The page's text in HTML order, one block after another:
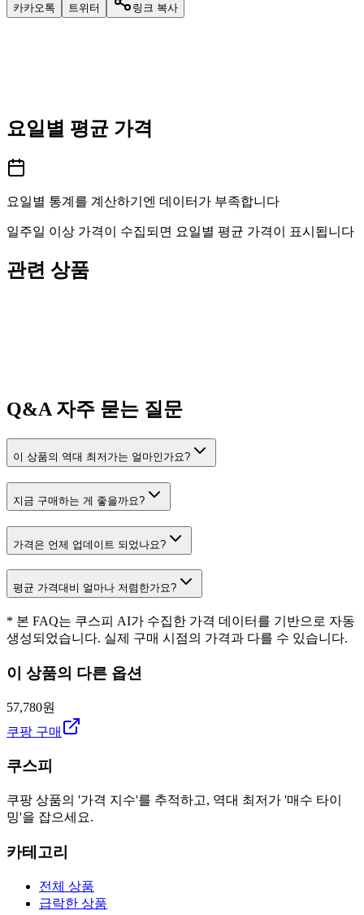
카카오톡 트위터 링크 복사
요일별 평균 가격
요일별 통계를 계산하기엔 데이터가 부족합니다
일주일 이상 가격이 수집되면 요일별 평균 가격이 표시됩니다
관련 상품
Q&A자주 묻는 질문
이 상품의 역대 최저가는 얼마인가요?
지금 구매하는 게 좋을까요?
가격은 언제 업데이트 되었나요?
평균 가격대비 얼마나 저렴한가요?
* 본 FAQ는 쿠스피 AI가 수집한 가격 데이터를 기반으로 자동
생성되었습니다. 실제 구매 시점의 가격과 다를 수 있습니다.
이 상품의 다른 옵션
57,780원
쿠팡 구매
쿠스피
쿠팡 상품의 '가격 지수'를 추적하고, 역대 최저가 '매수 타이
밍'을 잡으세요.
카테고리
전체 상품
급락한 상품